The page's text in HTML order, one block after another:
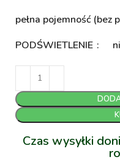
pełna pojemność (bez
PODŚWIETLENIE
Czas wysyłki